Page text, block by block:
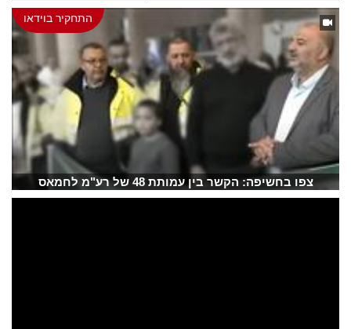
התחקיר בוידאו
צפו בחשיפה: הקשר בין עמותת 48 של רע"מ לחמאס